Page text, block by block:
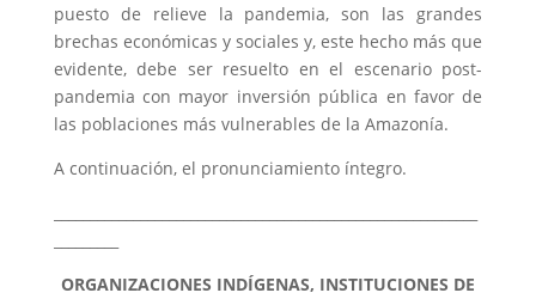
puesto de relieve la pandemia, son las grandes
brechas económicas y sociales y, este hecho más que
evidente, debe ser resuelto en el escenario post-
pandemia con mayor inversión pública en favor de
las poblaciones más vulnerables de la Amazonía.
A continuación, el pronunciamiento íntegro.
ORGANIZACIONES INDÍGENAS, INSTITUCIONES DE